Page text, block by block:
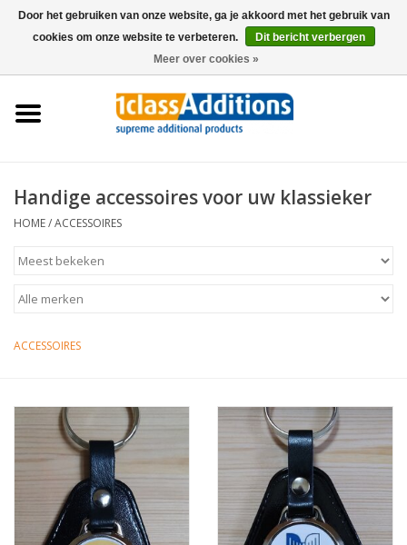
0 Artikelen - €0,00
Stalling
Accessoires
Dealers
Handige accessoires voor uw klassieker
HOME/ACCESSOIRES
ACCESSOIRES
Door het gebruiken van onze website, ga je akkoord met het gebruik van
cookies om onze website te verbeteren.
Dit bericht verbergen
Meer over cookies »